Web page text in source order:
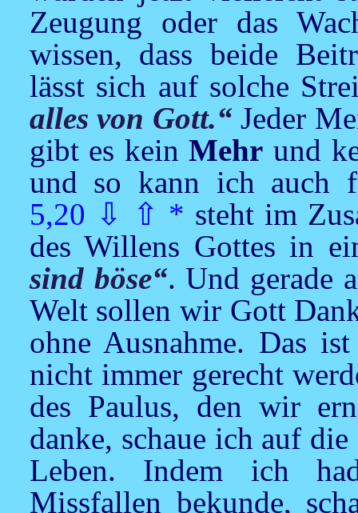
Zeugung oder das
wissen, dass beide
lässt sich auf solche
alles von Gott.“ Jeder
gibt es keinMehr und
und so kann ich auch
5,20 ⇩ ⇧ * steht im
des Willens Gottes in
sind böse“. Und gerade
Welt sollen wir Gott
ohne Ausnahme. Das
nicht immer gerecht
des Paulus, den wir
danke, schaue ich auf
Leben. Indem ich
Missfallen bekunde,